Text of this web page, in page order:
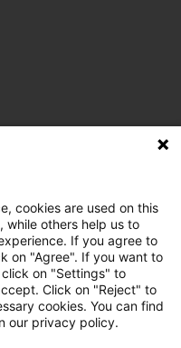
cookies are used on this
while others help us to
If you agree to
on "Agree". If you want to
on "Settings" to
Click on "Reject" to
cookies. You can find
our privacy policy.